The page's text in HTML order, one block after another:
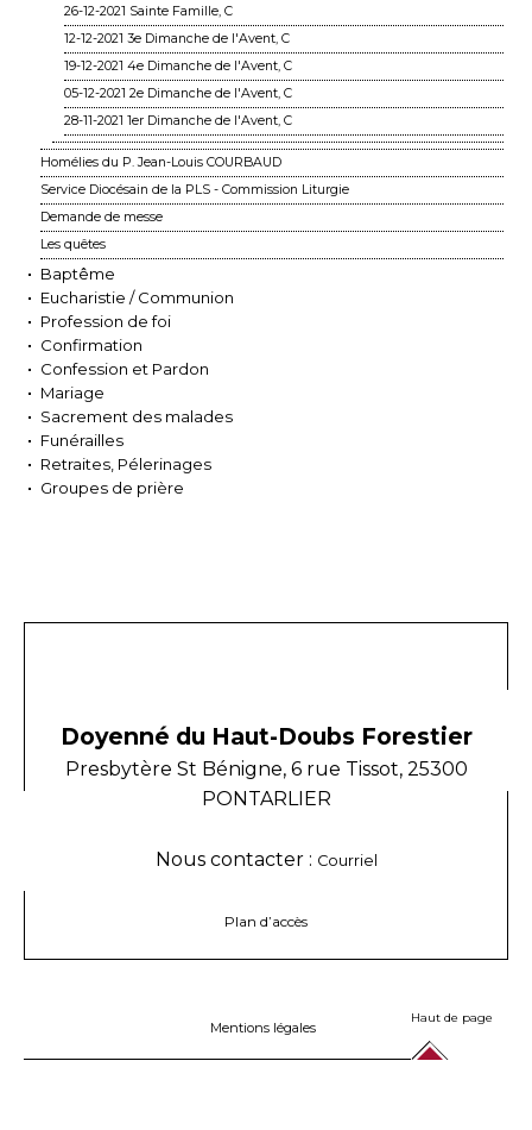
26-12-2021 Sainte Famille, C
12-12-2021 3e Dimanche de l'Avent, C
19-12-2021 4e Dimanche de l'Avent, C
05-12-2021 2e Dimanche de l'Avent, C
28-11-2021 1er Dimanche de l'Avent, C
Homélies du P. Jean-Louis COURBAUD
Service Diocésain de la PLS - Commission Liturgie
Demande de messe
Les quêtes
Baptême
Eucharistie / Communion
Profession de foi
Confirmation
Confession et Pardon
Mariage
Sacrement des malades
Funérailles
Retraites, Pélerinages
Groupes de prière
Doyenné du Haut-Doubs Forestier
Presbytère St Bénigne, 6 rue Tissot, 25300
PONTARLIER
Nous contacter : Courriel
Plan d’accès
Mentions légales
Haut de page